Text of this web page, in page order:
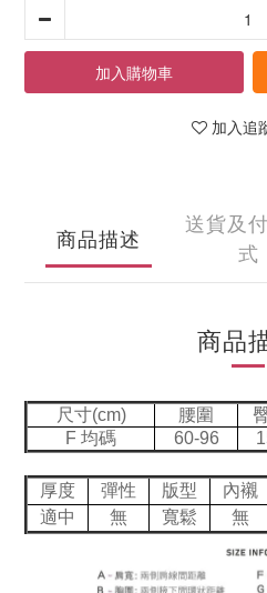
加入購物車
加入追
商品描述
送貨及
式
商品
尺寸(cm) 腰圍
F 均碼
60-96
厚度 彈性 版型 內襯
適中
無 寬鬆 無